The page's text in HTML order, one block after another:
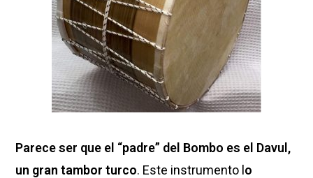
Parece ser que el “padre” del Bombo es el Davul,
un gran tambor turco. Este instrumento lo